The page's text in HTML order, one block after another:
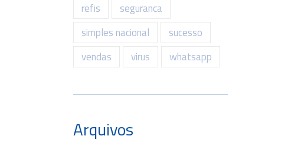
refis
seguranca
simples nacional
sucesso
vendas
virus whatsapp
Arquivos